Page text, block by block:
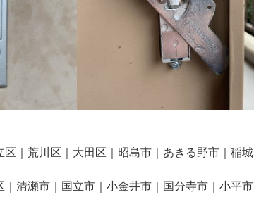
区｜荒川区｜大田区｜昭島市｜あきる野市｜稲城
｜清瀬市｜国立市｜小金井市｜国分寺市｜小平市